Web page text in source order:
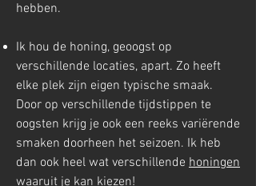
hebben.
Ik hou de honing, geoogst op
verschillende locaties, apart. Zo heeft
elke plek zijn eigen typische smaak.
Door op verschillende tijdstippen te
oogsten krijg je ook een reeks variërende
smaken doorheen het seizoen. Ik heb
dan ook heel wat verschillende honingen
waaruit je kan kiezen!